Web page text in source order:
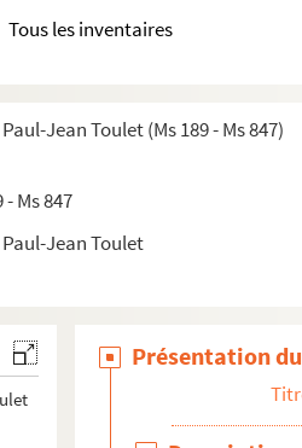
Tous les inventaires
Jean Toulet (Ms 189 - Ms 847)
- Ms 847
Jean Toulet
Présentation